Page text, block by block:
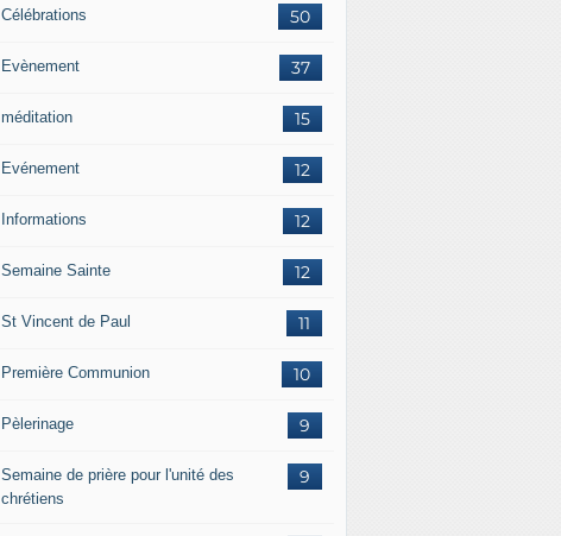
50
Célébrations
37
Evènement
15
méditation
12
Evénement
12
Informations
12
Semaine Sainte
11
St Vincent de Paul
10
Première Communion
9
Pèlerinage
9
Semaine de prière pour l'unité des
chrétiens